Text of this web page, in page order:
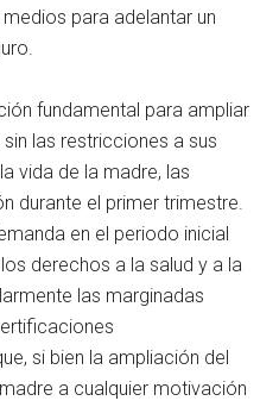
para adelantar un
fundamental para ampliar
las restricciones a sus
vida de la madre, las
durante el primer trimestre.
en el periodo inicial
derechos a la salud y a la
las marginadas
si bien la ampliación del
a cualquier motivación